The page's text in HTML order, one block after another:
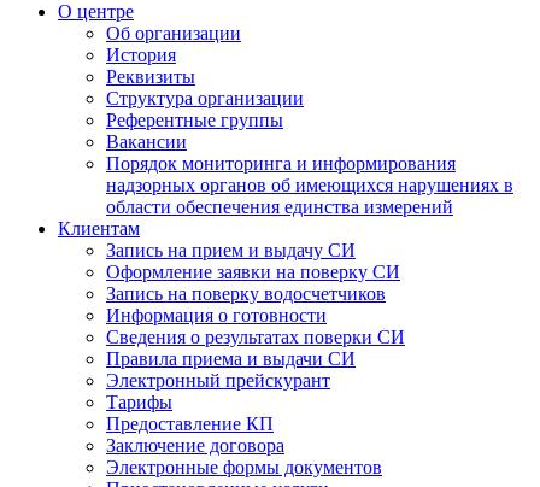
О центре
Об организации
История
Реквизиты
Структура организации
Референтные группы
Вакансии
Порядок мониторинга и информирования
надзорных органов об имеющихся нарушениях в
области обеспечения единства измерений
Клиентам
Запись на прием и выдачу СИ
Оформление заявки на поверку СИ
Запись на поверку водосчетчиков
Информация о готовности
Сведения о результатах поверки СИ
Правила приема и выдачи СИ
Электронный прейскурант
Тарифы
Предоставление КП
Заключение договора
Электронные формы документов